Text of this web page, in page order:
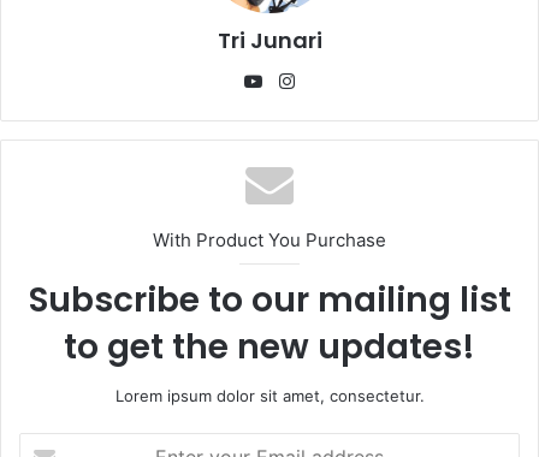
Tri Junari
YouTube
With Product You Purchase
Subscribe to our mailing list
to get the new updates!
Lorem ipsum dolor sit amet, consectetur.